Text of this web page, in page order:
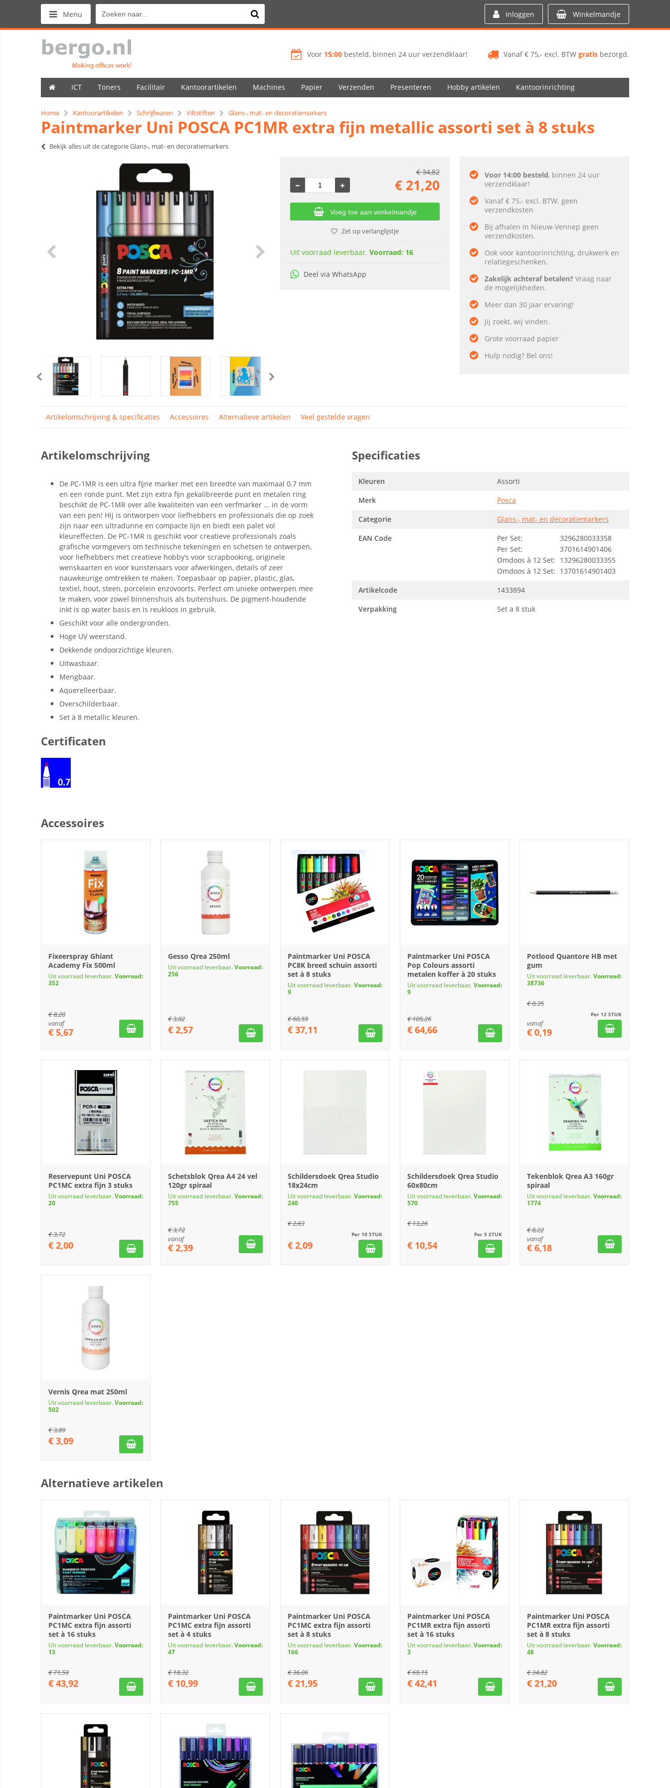
Menu Inloggen Winkelmandje
Vanaf € 75,- excl. BTW gratis bezorgd.
Voor 15:00 besteld, binnen 24 uur verzendklaar!
ICT Toners Facilitair Kantoorartikelen Machines Papier Verzenden Presenteren Hobby artikelen Kantoorinrichting
Home Kantoorartikelen Schrijfwaren Viltstiften Glans-, mat- en decoratiemarkers
Paintmarker Uni POSCA PC1MR extra fijn metallic assorti set à 8 stuks
Bekijk alles uit de categorie Glans-, mat- en decoratiemarkers
€34,82
€ 21,20
Voeg toe aan winkelmandje
Zet op verlanglijstje
Uit voorraad leverbaar. Voorraad: 16
Deel via WhatsApp
Voor 14:00 besteld, binnen 24 uur
verzendklaar!
Vanaf € 75,- excl. BTW. geen
verzendkosten
Bij afhalen in Nieuw-Vennep geen
verzendkosten.
Ook voor kantoorinrichting, drukwerk en
relatiegeschenken.
Zakelijk achteraf betalen? Vraag naar
de mogelijkheden.
Meer dan 30 jaar ervaring!
Jij zoekt, wij vinden.
Grote voorraad papier
Hulp nodig? Bel ons!
Artikelomschrijving & specificaties Accessoires Alternatieve artikelen Veel gestelde vragen
Artikelomschrijving
De PC-1MR is een ultra fijne marker met een breedte van maximaal 0.7 mm
en een ronde punt. Met zijn extra fijn gekalibreerde punt en metalen ring
beschikt de PC-1MR over alle kwaliteiten van een verfmarker ... in de vorm
van een pen! Hij is ontworpen voor liefhebbers en professionals die op zoek
zijn naar een ultradunne en compacte lijn en biedt een palet vol
kleureffecten. De PC-1MR is geschikt voor creatieve professionals zoals
grafische vormgevers om technische tekeningen en schetsen te ontwerpen,
voor liefhebbers met creatieve hobby’s voor scrapbooking, originele
wenskaarten en voor kunstenaars voor afwerkingen, details of zeer
nauwkeurige omtrekken te maken. Toepasbaar op papier, plastic, glas,
textiel, hout, steen, porcelein enzovoorts. Perfect om unieke ontwerpen mee
te maken, voor zowel binnenshuis als buitenshuis. De pigment-houdende
inkt is op water basis en is reukloos in gebruik.
Geschikt voor alle ondergronden.
Hoge UV weerstand.
Dekkende ondoorzichtige kleuren.
Uitwasbaar.
Mengbaar.
Aquerelleerbaar.
Overschilderbaar.
Set à 8 metallic kleuren.
Certificaten
Specificaties
Kleuren
Assorti
Merk
Posca
Categorie
Glans-, mat- en decoratiemarkers
EAN Code
Per Set:
3296280033358
Per Set:
3701614901406
Omdoos à 12 Set: 13296280033355
Omdoos à 12 Set: 13701614901403
Artikelcode
1433894
Verpakking
Set a 8 stuk
Accessoires
Fixeerspray Ghiant
Academy Fix 500ml
Uit voorraad leverbaar.Voorraad:
352
€8,20
vanaf
€ 5,67
Gesso Qrea 250ml
Uit voorraad leverbaar.Voorraad:
256
€3,02
€ 2,57
Paintmarker Uni POSCA
PC8K breed schuin assorti
set à 8 stuks
Uit voorraad leverbaar.Voorraad:
9
€60,59
€ 37,11
Paintmarker Uni POSCA
Pop Colours assorti
metalen koffer à 20 stuks
Uit voorraad leverbaar.Voorraad:
9
€105,26
€ 64,66
Potlood Quantore HB met
gum
Uit voorraad leverbaar.Voorraad:
38736
€0,35
Per 12 STUK
vanaf
€ 0,19
Reservepunt Uni POSCA
PC1MC extra fijn 3 stuks
Uit voorraad leverbaar.Voorraad:
20
€3,72
€ 2,00
Schetsblok Qrea A4 24 vel
120gr spiraal
Uit voorraad leverbaar.Voorraad:
755
€3,72
vanaf
€ 2,39
Schildersdoek Qrea Studio
18x24cm
Uit voorraad leverbaar.Voorraad:
240
€2,63
Per 10 STUK
€ 2,09
Schildersdoek Qrea Studio
60x80cm
Uit voorraad leverbaar.Voorraad:
570
€13,26
Per 5 STUK
€ 10,54
Tekenblok Qrea A3 160gr
spiraal
Uit voorraad leverbaar.Voorraad:
1774
€8,22
vanaf
€ 6,18
Vernis Qrea mat 250ml
Uit voorraad leverbaar.Voorraad:
502
€3,89
€ 3,09
Alternatieve artikelen
Paintmarker Uni POSCA
PC1MC extra fijn assorti
set à 16 stuks
Uit voorraad leverbaar.Voorraad:
13
€71,59
€ 43,92
Paintmarker Uni POSCA
PC1MC extra fijn assorti
set à 4 stuks
Uit voorraad leverbaar.Voorraad:
47
€18,32
€ 10,99
Paintmarker Uni POSCA
PC1MC extra fijn assorti
set à 8 stuks
Uit voorraad leverbaar.Voorraad:
166
€36,06
€ 21,95
Paintmarker Uni POSCA
PC1MR extra fijn assorti
set à 16 stuks
Uit voorraad leverbaar.Voorraad:
3
€69,15
€ 42,41
Paintmarker Uni POSCA
PC1MR extra fijn assorti
set à 8 stuks
Uit voorraad leverbaar.Voorraad:
48
€34,82
€ 21,20